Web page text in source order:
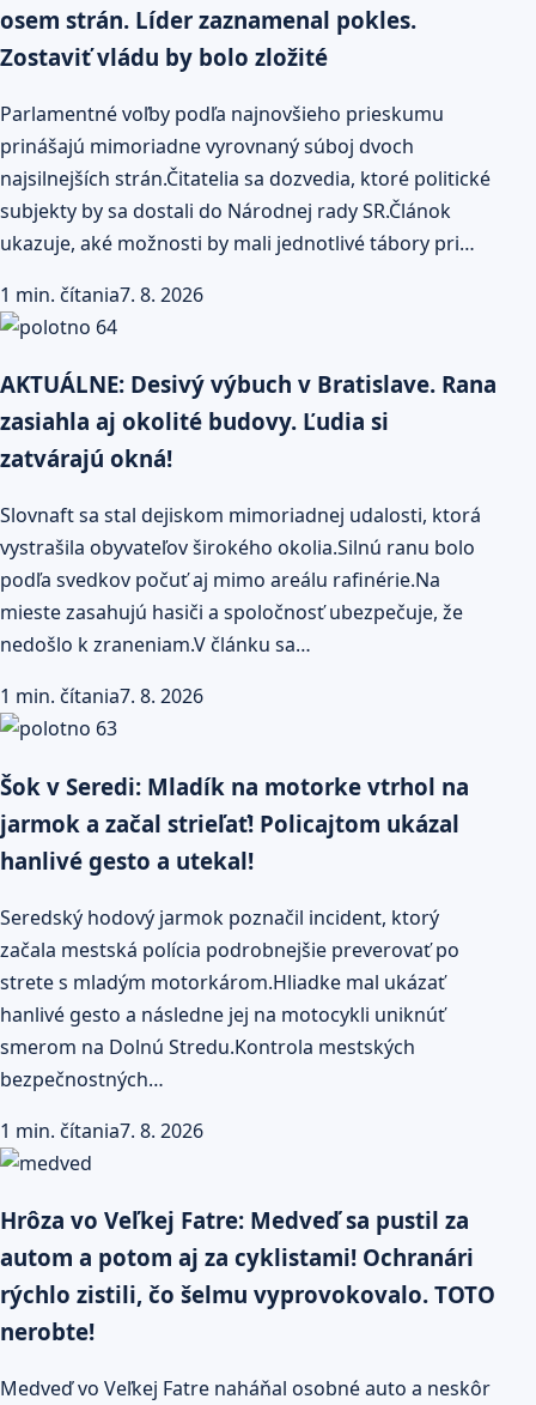
osem strán. Líder zaznamenal pokles.
Zostaviť vládu by bolo zložité
Parlamentné voľby podľa najnovšieho prieskumu
prinášajú mimoriadne vyrovnaný súboj dvoch
najsilnejších strán.Čitatelia sa dozvedia, ktoré politické
subjekty by sa dostali do Národnej rady SR.Článok
ukazuje, aké možnosti by mali jednotlivé tábory pri…
1 min. čítania7. 8. 2026
AKTUÁLNE: Desivý výbuch v Bratislave. Rana
zasiahla aj okolité budovy. Ľudia si
zatvárajú okná!
Slovnaft sa stal dejiskom mimoriadnej udalosti, ktorá
vystrašila obyvateľov širokého okolia.Silnú ranu bolo
podľa svedkov počuť aj mimo areálu rafinérie.Na
mieste zasahujú hasiči a spoločnosť ubezpečuje, že
nedošlo k zraneniam.V článku sa…
1 min. čítania7. 8. 2026
Šok v Seredi: Mladík na motorke vtrhol na
jarmok a začal strieľať! Policajtom ukázal
hanlivé gesto a utekal!
Seredský hodový jarmok poznačil incident, ktorý
začala mestská polícia podrobnejšie preverovať po
strete s mladým motorkárom.Hliadke mal ukázať
hanlivé gesto a následne jej na motocykli uniknúť
smerom na Dolnú Stredu.Kontrola mestských
bezpečnostných…
1 min. čítania7. 8. 2026
Hrôza vo Veľkej Fatre: Medveď sa pustil za
autom a potom aj za cyklistami! Ochranári
rýchlo zistili, čo šelmu vyprovokovalo. TOTO
nerobte!
Medveď vo Veľkej Fatre naháňal osobné auto a neskôr